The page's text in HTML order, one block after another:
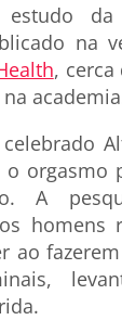
da
na
, cerca
orgasmo
A
homens
ao